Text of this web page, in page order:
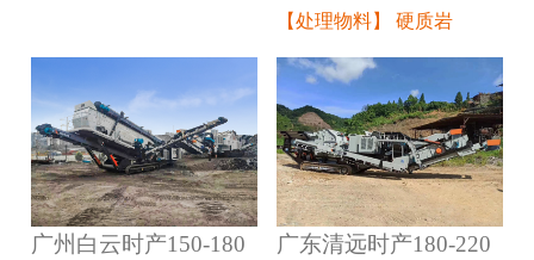
【处理物料】 硬质岩
广州白云时产150-180
广东清远时产180-220